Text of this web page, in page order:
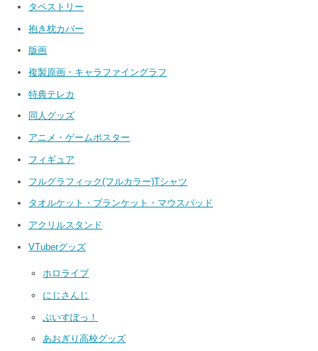
タペストリー
抱き枕カバー
版画
複製原画・キャラファイングラフ
特典テレカ
同人グッズ
アニメ・ゲームポスター
フィギュア
フルグラフィック(フルカラー)Tシャツ
タオルケット・ブランケット・マウスパッド
アクリルスタンド
VTuberグッズ
ホロライブ
にじさんじ
ぶいすぽっ！
あおぎり高校グッズ